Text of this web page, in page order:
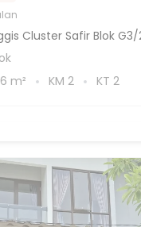
Cluster Safir Blok G3/
m² KM 2 KT 2